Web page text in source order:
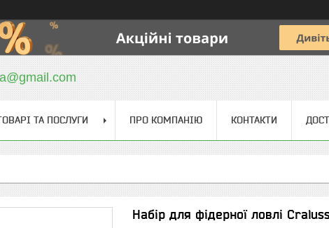
ТА ПОСЛУГИ ПРО КОМПАНІЮ КОНТАКТИ
Набір для фідерної ловлі